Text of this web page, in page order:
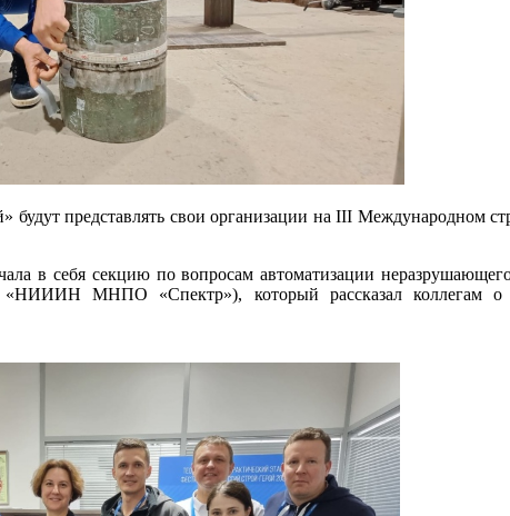
будут представлять свои организации на III Международном
в себя секцию по вопросам автоматизации
МНПО «Спектр»), который рассказал коллегам о